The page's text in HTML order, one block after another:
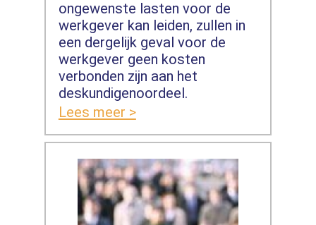
ongewenste lasten voor de
werkgever kan leiden, zullen in
een dergelijk geval voor de
werkgever geen kosten
verbonden zijn aan het
deskundigenoordeel.
Lees meer >